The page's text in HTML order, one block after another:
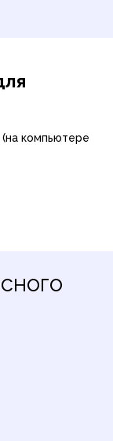
(на компьютере